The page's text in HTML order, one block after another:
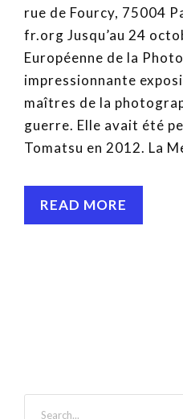
rue de Fourcy, 75004
fr.org Jusqu’au 24
Européenne de la
impressionnante
maîtres de la
guerre. Elle avait été
Tomatsu en 2012. La
READ MORE